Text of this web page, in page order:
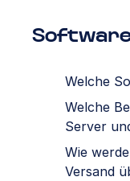
Welche
Welche
Server
Wie
Versand